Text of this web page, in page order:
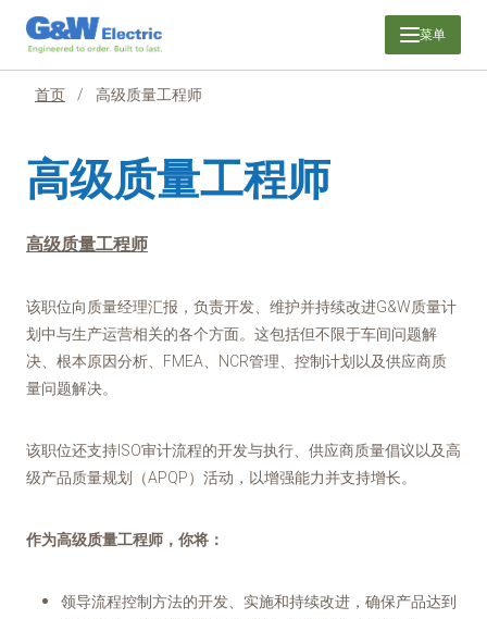
内
菜单
首页 / 高级质量工程师
高级质量工程师
高级质量工程师
该职位向质量经理汇报，负责开发、维护并持续改进G&W质量计
划中与生产运营相关的各个方面。这包括但不限于车间问题解
决、根本原因分析、FMEA、NCR管理、控制计划以及供应商质
量问题解决。
该职位还支持ISO审计流程的开发与执行、供应商质量倡议以及高
级产品质量规划（APQP）活动，以增强能力并支持增长。
作为高级质量工程师，你将：
领导流程控制方法的开发、实施和持续改进，确保产品达到